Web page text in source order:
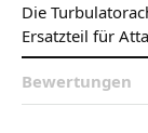
Die
Ersatzteil für
Bewertungen